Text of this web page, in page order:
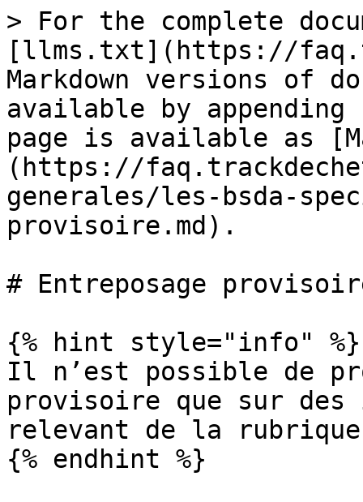
> For the complete
[llms.txt](https://
Markdown versions of
available by
page is available as
(https://
generales/les-bsda-
provisoire.md).
# Entreposage
{% hint style="info" %}
Il n’est possible de
provisoire que sur
relevant de la
{% endhint %}